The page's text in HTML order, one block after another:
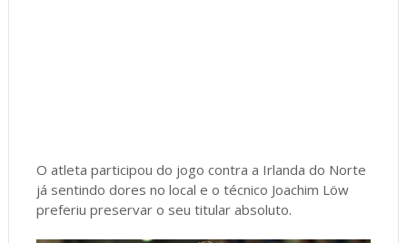
O atleta participou do jogo contra a Irlanda do Norte
já sentindo dores no local e o técnico Joachim Löw
preferiu preservar o seu titular absoluto.